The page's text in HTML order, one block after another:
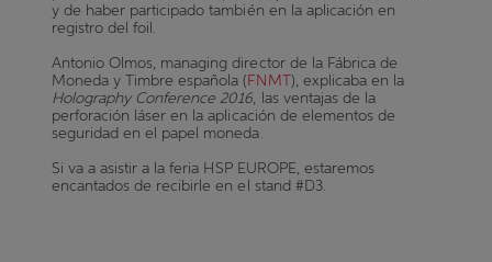
y de haber participado también en la aplicación en
registro del foil.
Antonio Olmos, managing director de la Fábrica de
Moneda y Timbre española (FNMT), explicaba en la
Holography Conference 2016, las ventajas de la
perforación láser en la aplicación de elementos de
seguridad en el papel moneda.
Si va a asistir a la feria HSP EUROPE, estaremos
encantados de recibirle en el stand #D3.